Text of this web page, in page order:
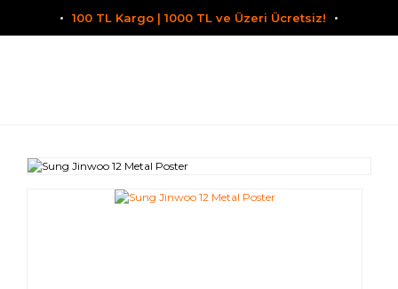
100 TL Kargo | 1000 TL ve Üzeri Ücretsiz!